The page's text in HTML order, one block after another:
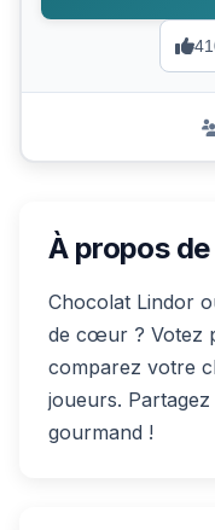
À propos
Chocolat Lindor
de cœur ? Votez
comparez votre
joueurs.
gourmand !